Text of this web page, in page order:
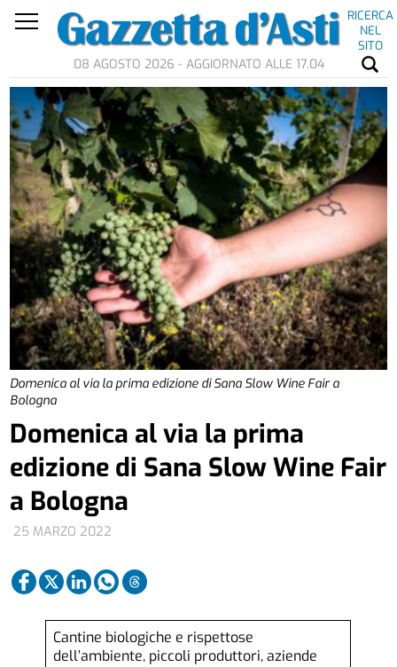
RICERCA
NEL
SITO
08 AGOSTO 2026 - AGGIORNATO ALLE 17.04
Domenica al via la prima edizione di Sana Slow Wine Fair a
Bologna
25 MARZO 2022
Domenica al via la prima
edizione di Sana Slow Wine Fair
a Bologna
Cantine biologiche e rispettose
dell’ambiente, piccoli produttori, aziende